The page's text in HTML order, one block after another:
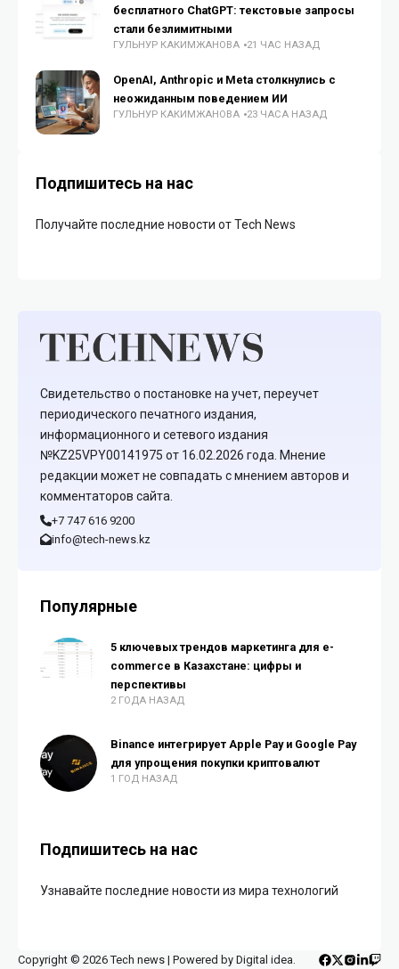
бесплатного ChatGPT: текстовые запросы
стали безлимитными
ГУЛЬНУР КАКИМЖАНОВА 21 ЧАС НАЗАД
OpenAI, Anthropic и Meta столкнулись с
неожиданным поведением ИИ
ГУЛЬНУР КАКИМЖАНОВА 23 ЧАСА НАЗАД
Подпишитесь на нас
Получайте последние новости от Tech News
Свидетельство о постановке на учет, переучет
периодического печатного издания,
информационного и сетевого издания
№KZ25VPY00141975 от 16.02.2026 года. Мнение
редакции может не совпадать с мнением авторов и
комментаторов сайта.
+7 747 616 9200
info@tech-news.kz
Популярные
5 ключевых трендов маркетинга для e-
commerce в Казахстане: цифры и
перспективы
2 ГОДА НАЗАД
Binance интегрирует Apple Pay и Google Pay
для упрощения покупки криптовалют
1 ГОД НАЗАД
Подпишитесь на нас
Узнавайте последние новости из мира технологий
Copyright © 2026 Tech news | Powered by Digital idea.